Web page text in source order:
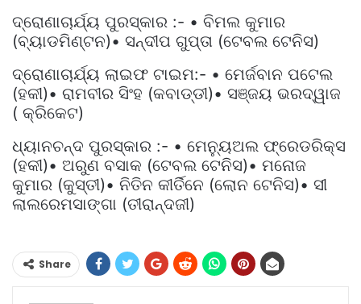
ଦ୍ରୋଣାଚାର୍ଯ୍ୟ ପୁରସ୍କାର :- • ବିମଲ କୁମାର
(ବ୍ୟାଡମିଣ୍ଟନ)• ସନ୍ଦୀପ ଗୁପ୍ତା (ଟେବଲ ଟେନିସ)
ଦ୍ରୋଣାଚାର୍ଯ୍ୟ ଲାଇଫ ଟାଇମ:- • ମେର୍ଜବାନ ପଟେଲ
(ହକୀ)• ରାମବୀର ସିଂହ (କବାଡ୍ଡୀ)• ସଞ୍ଜୟ ଭରଦ୍ୱାଜ
( କ୍ରିକେଟ)
ଧ୍ୟାନଚନ୍ଦ ପୁରସ୍କାର :- • ମେନ୍ୟୁଅଲ ଫ୍ରେଡରିକ୍ସ
(ହକୀ)• ଅରୁଣ ବସାକ (ଟେବଲ ଟେନିସ)• ମନୋଜ
କୁମାର (କୁସ୍ତୀ)• ନିତିନ କୀର୍ତିନେ (ଲୋନ ଟେନିସ)• ସୀ
ଲାଲରେମସାଙ୍ଗା (ତୀରାନ୍ଦଜୀ)
Share